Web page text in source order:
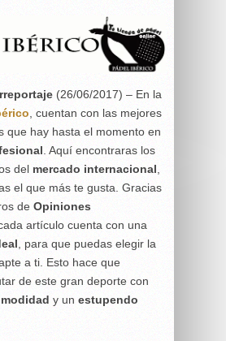
(26/06/2017) – En la
, cuentan con las mejores
que hay hasta el momento en
. Aquí encontraras los
del mercado internacional
el que más te gusta. Gracias
de Opiniones
cada artículo cuenta con una
, para que puedas elegir la
a ti. Esto hace que
de este gran deporte con
y un estupendo